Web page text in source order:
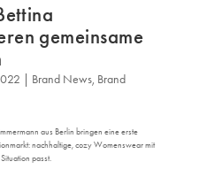
gemeinsame
Brand News, Brand
aus Berlin bringen eine erste
nachhaltige, cozy Womenswear mit
passt.